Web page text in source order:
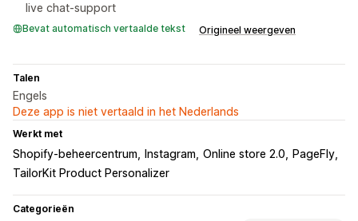
live chat-support
Bevat automatisch vertaalde tekst Origineel weergeven
Talen
Engels
Deze app is niet vertaald in het Nederlands
Werkt met
Shopify-beheercentrum Instagram Online store 2.0
PageFly
TailorKit Product Personalizer
Categorieën